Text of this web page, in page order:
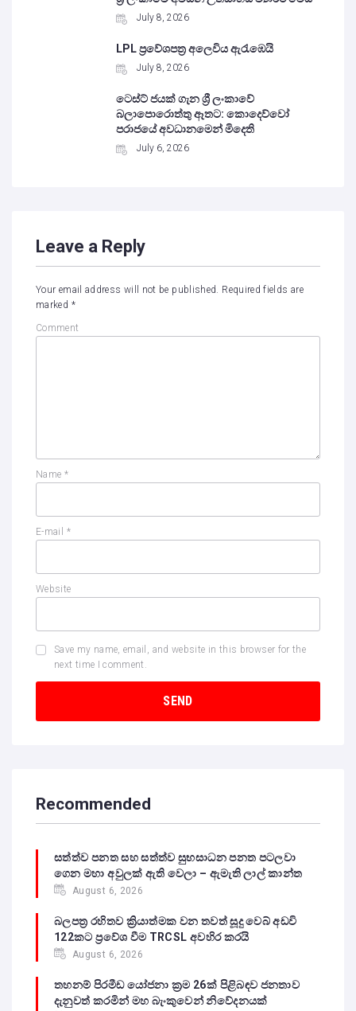
July 8, 2026
LPL ප්‍රවේශපත්‍ර අලෙවිය ඇරැඹෙයි
July 8, 2026
ටෙස්ට් ජයක් ගැන ශ්‍රී ලංකාවේ
බලාපොරොත්තු ඈතට: කොදෙව්වෝ
පරාජයේ අවධානමෙන් මිදෙති
July 6, 2026
Leave a Reply
Your email address will not be published. Required fields are
marked *
Comment
Name *
E-mail *
Website
Save my name, email, and website in this browser for the
next time I comment.
Recommended
සත්ත්ව පනත සහ සත්ත්ව සුභසාධන පනත පටලවා
ගෙන මහා අවුලක් ඇති වෙලා – ඇමැති ලාල් කාන්ත
August 6, 2026
බලපත්‍ර රහිතව ක්‍රියාත්මක වන තවත් සූදු වෙබ් අඩවි
122කට ප්‍රවේශ වීම TRCSL අවහිර කරයි
August 6, 2026
තහනම් පිරමීඩ යෝජනා ක්‍රම 26ක් පිළිබඳව ජනතාව
දැනුවත් කරමින් මහ බැංකුවෙන් නිවේදනයක්